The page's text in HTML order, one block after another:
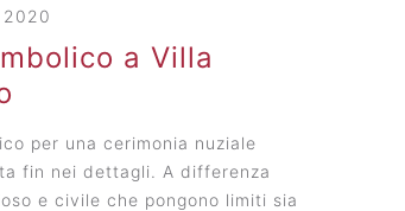
2020
a Villa
per una cerimonia nuziale
fin nei dettagli. A differenza
e civile che pongono limiti sia